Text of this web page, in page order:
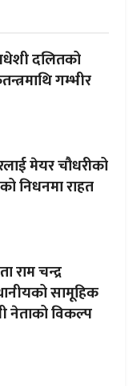
दलितको
गम्भीर
मेयर चौधरीको
निधनमा राहत
राम चन्द्र
सामूहिक
नेताको विकल्प